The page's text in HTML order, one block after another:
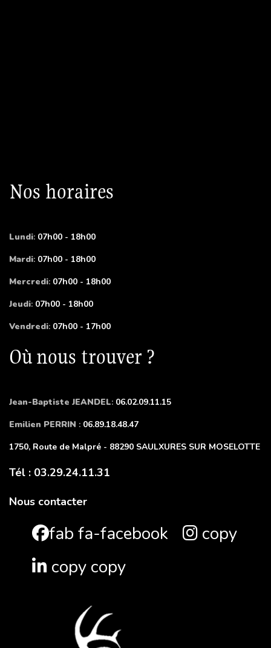
Nos horaires
Lundi: 07h00 - 18h00
Mardi: 07h00 - 18h00
Mercredi: 07h00 - 18h00
Jeudi: 07h00 - 18h00
Vendredi: 07h00 - 17h00
Où nous trouver ?
Jean-Baptiste JEANDEL: 06.02.09.11.15
Emilien PERRIN : 06.89.18.48.47
1750, Route de Malpré - 88290 SAULXURES SUR MOSELOTTE
Tél : 03.29.24.11.31
Nous contacter
fab fa-facebook
copy
copy copy